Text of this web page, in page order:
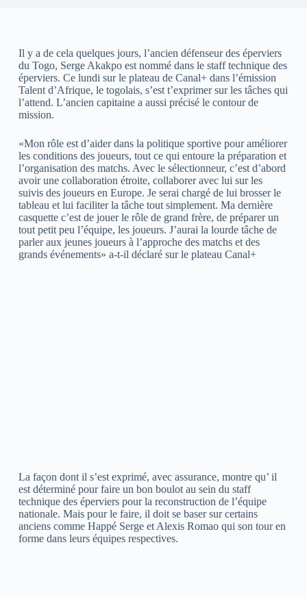
Il y a de cela quelques jours, l’ancien défenseur des éperviers
du Togo, Serge Akakpo est nommé dans le staff technique des
éperviers. Ce lundi sur le plateau de Canal+ dans l’émission
Talent d’Afrique, le togolais, s’est t’exprimer sur les tâches qui
l’attend. L’ancien capitaine a aussi précisé le contour de
mission.
«Mon rôle est d’aider dans la politique sportive pour améliorer
les conditions des joueurs, tout ce qui entoure la préparation et
l’organisation des matchs. Avec le sélectionneur, c’est d’abord
avoir une collaboration étroite, collaborer avec lui sur les
suivis des joueurs en Europe. Je serai chargé de lui brosser le
tableau et lui faciliter la tâche tout simplement. Ma dernière
casquette c’est de jouer le rôle de grand frère, de préparer un
tout petit peu l’équipe, les joueurs. J’aurai la lourde tâche de
parler aux jeunes joueurs à l’approche des matchs et des
grands événements» a-t-il déclaré sur le plateau Canal+
La façon dont il s’est exprimé, avec assurance, montre qu’ il
est déterminé pour faire un bon boulot au sein du staff
technique des éperviers pour la reconstruction de l’équipe
nationale. Mais pour le faire, il doit se baser sur certains
anciens comme Happé Serge et Alexis Romao qui son tour en
forme dans leurs équipes respectives.